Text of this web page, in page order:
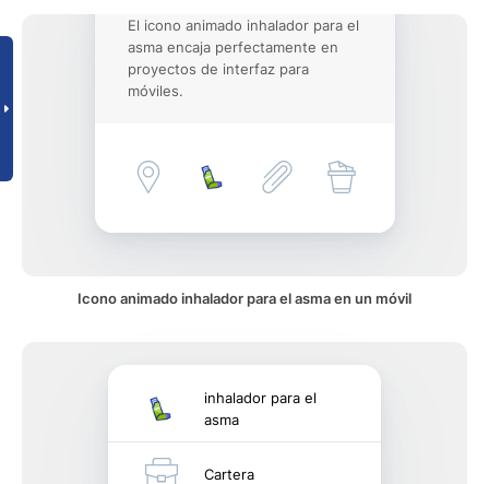
El icono animado inhalador para el
asma encaja perfectamente en
proyectos de interfaz para
móviles.
Icono animado inhalador para el asma en un móvil
inhalador para el
asma
Cartera